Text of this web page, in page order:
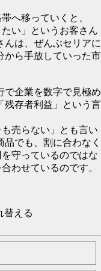
へ移っていくと、
い」というお客さん
んは、ぜんぶセリアに
から手放していった市
で企業を数字で見極め
残存者利益」という言
売らない」とも言い
でも、割に合わなく
守っているのではな
わせているのです。
替える